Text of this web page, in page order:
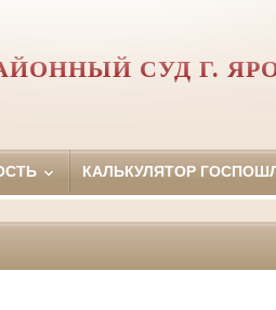
СУД Г.
КАЛЬКУЛЯТОР